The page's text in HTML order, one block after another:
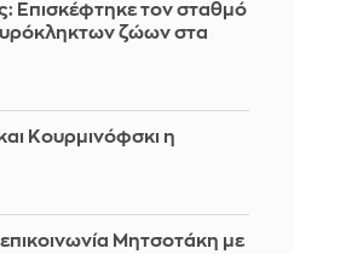
Επισκέφτηκε τον σταθμό
ζώων στα
Κουρμινόφσκι η
Μητσοτάκη με